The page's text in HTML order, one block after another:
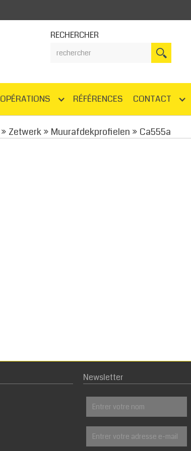
RECHERCHER
OPÉRATIONS RÉFÉRENCES CONTACT
» Zetwerk» Muurafdekprofielen » Ca555a
Newsletter